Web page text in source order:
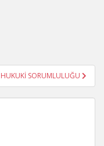
SORUMLULUĞU